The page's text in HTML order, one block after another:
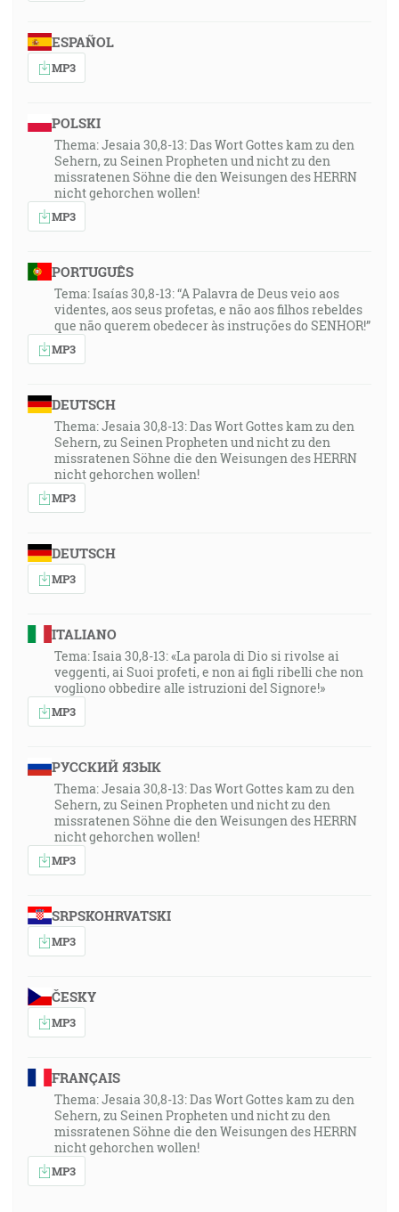
ESPAÑOL
MP3
POLSKI
Thema: Jesaia 30,8-13: Das Wort Gottes kam zu den
Sehern, zu Seinen Propheten und nicht zu den
missratenen Söhne die den Weisungen des HERRN
nicht gehorchen wollen!
MP3
PORTUGUÊS
Tema: Isaías 30,8-13: “A Palavra de Deus veio aos
videntes, aos seus profetas, e não aos filhos rebeldes
que não querem obedecer às instruções do SENHOR!”
MP3
DEUTSCH
Thema: Jesaia 30,8-13: Das Wort Gottes kam zu den
Sehern, zu Seinen Propheten und nicht zu den
missratenen Söhne die den Weisungen des HERRN
nicht gehorchen wollen!
MP3
DEUTSCH
MP3
ITALIANO
Tema: Isaia 30,8-13: «La parola di Dio si rivolse ai
veggenti, ai Suoi profeti, e non ai figli ribelli che non
vogliono obbedire alle istruzioni del Signore!»
MP3
РУССКИЙ ЯЗЫК
Thema: Jesaia 30,8-13: Das Wort Gottes kam zu den
Sehern, zu Seinen Propheten und nicht zu den
missratenen Söhne die den Weisungen des HERRN
nicht gehorchen wollen!
MP3
SRPSKOHRVATSKI
MP3
ČESKY
MP3
FRANÇAIS
Thema: Jesaia 30,8-13: Das Wort Gottes kam zu den
Sehern, zu Seinen Propheten und nicht zu den
missratenen Söhne die den Weisungen des HERRN
nicht gehorchen wollen!
MP3